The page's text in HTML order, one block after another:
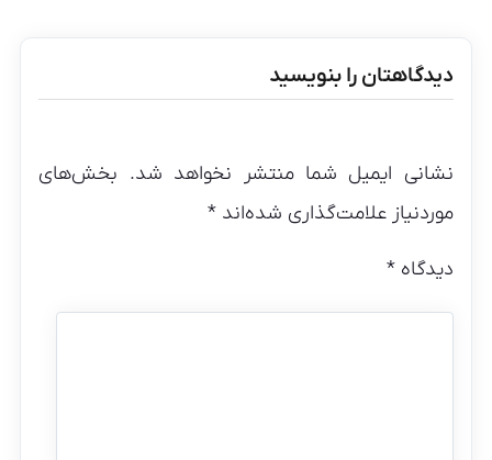
دیدگاهتان را بنویسید
نشانی ایمیل شما منتشر نخواهد شد. بخش‌های
موردنیاز علامت‌گذاری شده‌اند*
دیدگاه*